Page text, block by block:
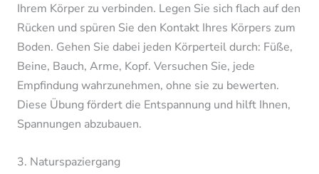
Ihrem Körper zu verbinden. Legen Sie sich flach auf den
Rücken und spüren Sie den Kontakt Ihres Körpers zum
Boden. Gehen Sie dabei jeden Körperteil durch: Füße,
Beine, Bauch, Arme, Kopf. Versuchen Sie, jede
Empfindung wahrzunehmen, ohne sie zu bewerten.
Diese Übung fördert die Entspannung und hilft Ihnen,
Spannungen abzubauen.
3. Naturspaziergang